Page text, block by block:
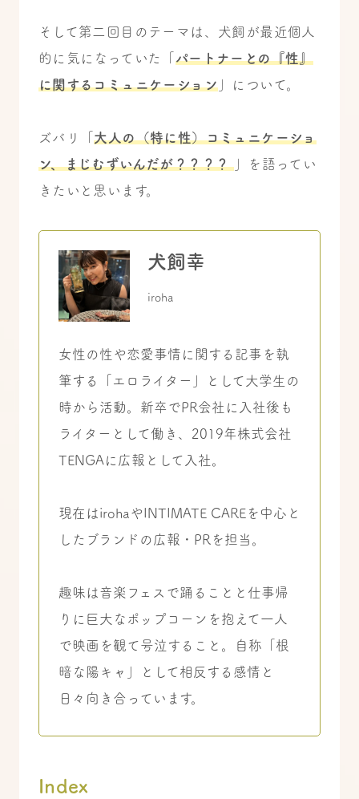
そして第二回目のテーマは、犬飼が最近個人
的に気になっていた「 パートナーとの『性』
に関するコミュニケーション」について。
ズバリ「大人の（特に性）コミュニケーショ
ン、まじむずいんだが？？？？」を語ってい
きたいと思います。
犬飼幸
iroha
女性の性や恋愛事情に関する記事を執
筆する「エロライター」として大学生の
時から活動。新卒でPR会社に入社後も
ライターとして働き、2019年株式会社
TENGAに広報として入社。
現在はirohaやINTIMATE CAREを中心と
したブランドの広報・PRを担当。
趣味は音楽フェスで踊ることと仕事帰
りに巨大なポップコーンを抱えて一人
で映画を観て号泣すること。自称「根
暗な陽キャ」として相反する感情と
日々向き合っています。
Index